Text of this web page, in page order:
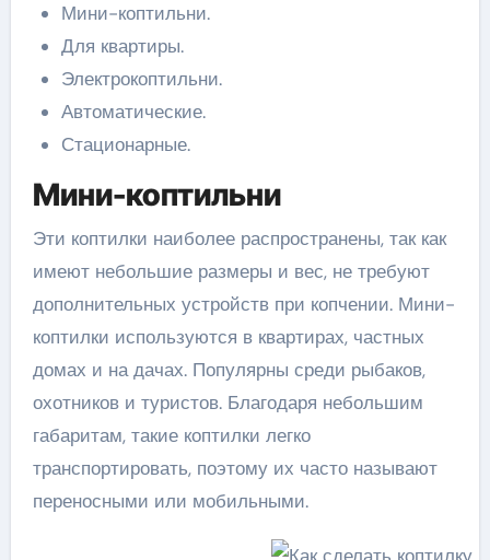
Мини-коптильни.
Для квартиры.
Электрокоптильни.
Автоматические.
Стационарные.
Мини-коптильни
Эти коптилки наиболее распространены, так как
имеют небольшие размеры и вес, не требуют
дополнительных устройств при копчении. Мини-
коптилки используются в квартирах, частных
домах и на дачах. Популярны среди рыбаков,
охотников и туристов. Благодаря небольшим
габаритам, такие коптилки легко
транспортировать, поэтому их часто называют
переносными или мобильными.